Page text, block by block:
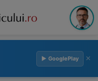
▶ GooglePlay ×